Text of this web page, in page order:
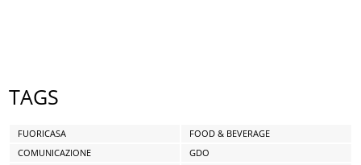
TAGS
FUORICASA
FOOD & BEVERAGE
COMUNICAZIONE
GDO